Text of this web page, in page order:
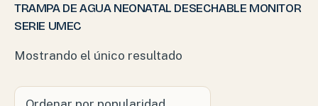
TRAMPA DE AGUA NEONATAL DESECHABLE MONITOR
SERIE UMEC
Mostrando el único resultado